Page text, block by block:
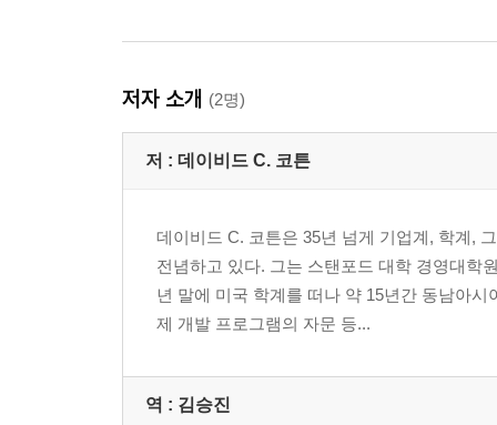
저자 소개 (2명)
저 : 데이비드 C. 코튼
데이비드 C. 코튼은 35년 넘게 기업계, 학계,
전념하고 있다. 그는 스탠포드 대학 경영대학
년 말에 미국 학계를 떠나 약 15년간 동남아
제 개발 프로그램의 자문 등...
역 : 김승진